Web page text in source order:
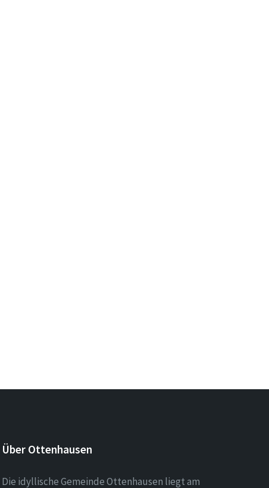
Über Ottenhausen
Die idyllische Gemeinde Ottenhausen liegt am